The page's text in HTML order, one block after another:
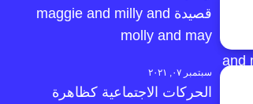
قصيدة maggie and milly and
molly and may
سبتمبر ٠٧, ٢٠٢١
الحركات الاجتماعية كظاهرة